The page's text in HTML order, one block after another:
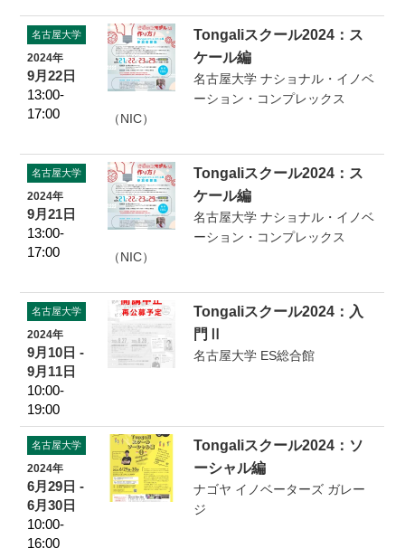
名古屋大学
2024年
9月22日
13:00-
17:00
Tongaliスクール2024：ス
ケール編
名古屋大学 ナショナル・イノベ
ーション・コンプレックス
（NIC）
名古屋大学
2024年
9月21日
13:00-
17:00
Tongaliスクール2024：ス
ケール編
名古屋大学 ナショナル・イノベ
ーション・コンプレックス
（NIC）
名古屋大学
2024年
9月10日 -
9月11日
10:00-
19:00
Tongaliスクール2024：入
門Ⅱ
名古屋大学 ES総合館
名古屋大学
2024年
6月29日 -
6月30日
10:00-
16:00
Tongaliスクール2024：ソ
ーシャル編
ナゴヤ イノベーターズ ガレー
ジ